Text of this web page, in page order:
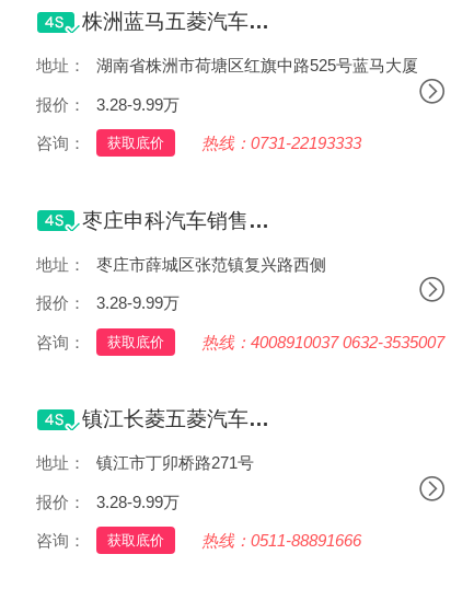
株洲蓝马五菱汽车销售服务有限公司
地址： 湖南省株洲市荷塘区红旗中路525号蓝马大厦
报价： 3.28-9.99万
咨询： 获取底价 热线：0731-22193333
枣庄申科汽车销售服务有限公司
地址： 枣庄市薛城区张范镇复兴路西侧
报价： 3.28-9.99万
咨询： 获取底价 热线：4008910037 0632-3535007
镇江长菱五菱汽车销售服务有限公司
地址： 镇江市丁卯桥路271号
报价： 3.28-9.99万
咨询： 获取底价 热线：0511-88891666